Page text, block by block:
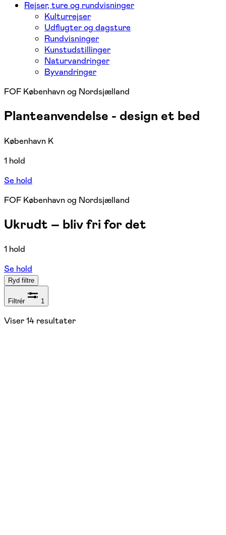
Rejser, ture og rundvisninger
Kulturrejser
Udflugter og dagsture
Rundvisninger
Kunstudstillinger
Naturvandringer
Byvandringer
FOF København og Nordsjælland
Planteanvendelse - design et bed
København K
1 hold
Se hold
FOF København og Nordsjælland
Ukrudt – bliv fri for det
1 hold
Se hold
Ryd filtre
Filtrér 1
Viser14 resultater